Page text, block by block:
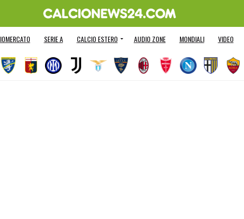
SERIE A CALCIO ESTERO AUDIO ZONE MONDIALI VIDEO